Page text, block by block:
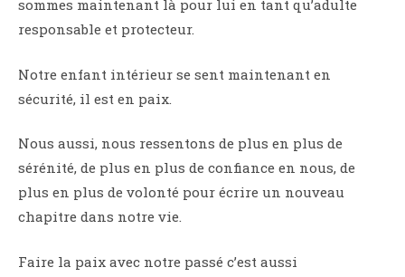
sommes maintenant là pour lui en tant qu’adulte
responsable et protecteur.
Notre enfant intérieur se sent maintenant en
sécurité, il est en paix.
Nous aussi, nous ressentons de plus en plus de
sérénité, de plus en plus de confiance en nous, de
plus en plus de volonté pour écrire un nouveau
chapitre dans notre vie.
Faire la paix avec notre passé c’est aussi